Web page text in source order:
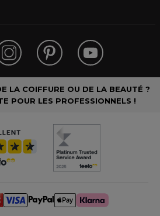
LA COIFFURE OU DE LA BEAUTÉ ?
POUR LES PROFESSIONNELS !